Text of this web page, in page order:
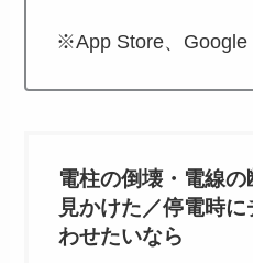
※App Store、Google
電柱の倒壊・電線
見かけた／停電時
わせたいなら